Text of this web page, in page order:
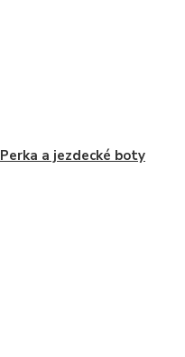
Perka a jezdecké boty